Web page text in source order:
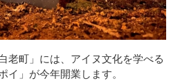
老町」には、アイヌ文化を学べる
イ」が今年開業します。